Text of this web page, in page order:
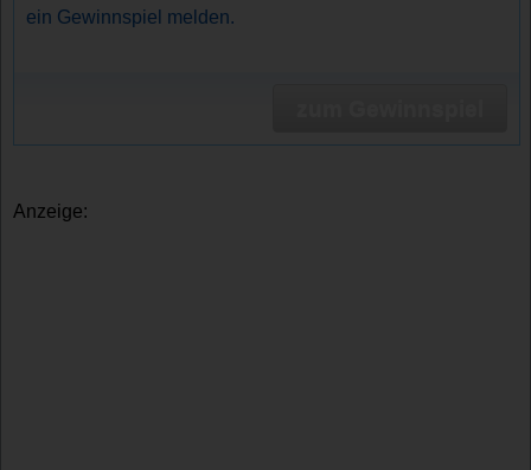
ein Gewinnspiel melden.
Anzeige: